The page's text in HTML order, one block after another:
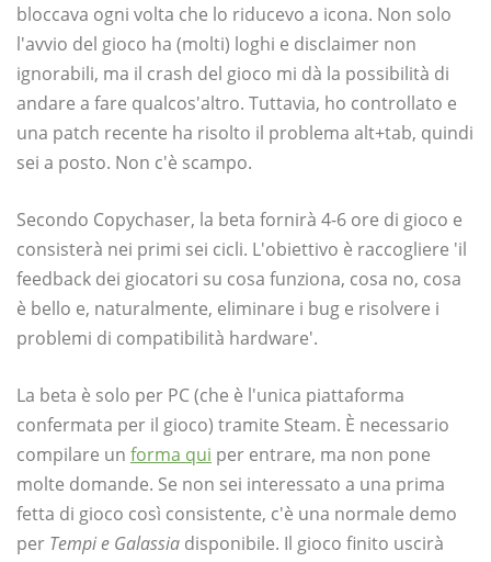
bloccava ogni volta che lo riducevo a icona. Non solo
l'avvio del gioco ha (molti) loghi e disclaimer non
ignorabili, ma il crash del gioco mi dà la possibilità di
andare a fare qualcos'altro. Tuttavia, ho controllato e
una patch recente ha risolto il problema alt+tab, quindi
sei a posto. Non c'è scampo.
Secondo Copychaser, la beta fornirà 4-6 ore di gioco e
consisterà nei primi sei cicli. L'obiettivo è raccogliere 'il
feedback dei giocatori su cosa funziona, cosa no, cosa
è bello e, naturalmente, eliminare i bug e risolvere i
problemi di compatibilità hardware'.
La beta è solo per PC (che è l'unica piattaforma
confermata per il gioco) tramite Steam. È necessario
compilare un forma qui per entrare, ma non pone
molte domande. Se non sei interessato a una prima
fetta di gioco così consistente, c'è una normale demo
per Tempi e Galassia disponibile. Il gioco finito uscirà